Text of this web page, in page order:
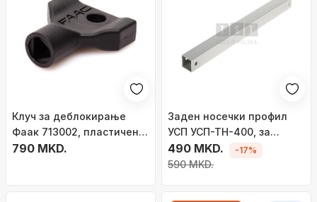
Клуч за деблокирање
Фаак 713002, пластичен,
црн
790 MKD.
Заден носечки профил
УСП УСП-ТН-400, за
фотоволтаични панели,
за покриви и метални
490 MKD.
590 MKD.
-17%